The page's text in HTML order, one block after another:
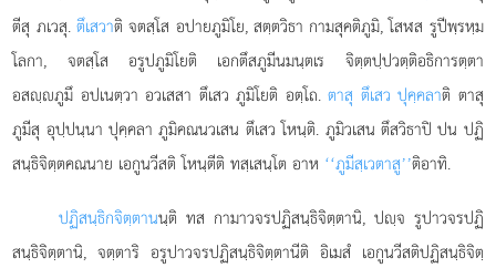
ตีสุ ภเวสุ. ตึเสวาติ จตสฺโส อปายภูมิโย, สตฺตวิธา กามสุคติภูมิ, โสฬส รูปีพฺรหฺม
โลกา, จตสฺโส อรูปภูมิโยติ เอกตึสภูมีนมนฺตเร จิตฺตปฺปวตฺติอธิการตฺตา
อสฺภูมึ อปเนตฺวา อวเสสา ตึเสว ภูมิโยติ อตฺโถ.ตาสุ ตึเสว ปุคฺคลาติ ตาสุ
ภูมีสุ อุปฺปนฺนา ปุคฺคลา ภูมิคณนวเสน ตึเสว โหนฺติ. ภูมิวเสน ตึสวิธาปิ ปน ปฏิ
สนฺธิจิตฺตคณนาย เอกูนวีสติ โหนฺตีติ ทสฺเสนฺโต อาห ‘‘ภูมีสฺเวตาสู’’ติอาทิ.
ปฏิสนฺธิกจิตฺตานนฺติ ทส กามาวจรปฏิสนฺธิจิตฺตานิ, ปฺจ รูปาวจรปฏิ
สนฺธิจิตฺตานิ, จตฺตาริ อรูปาวจรปฏิสนฺธิจิตฺตานีติ อิเมสํ เอกูนวีสติปฏิสนฺธิจิตฺ